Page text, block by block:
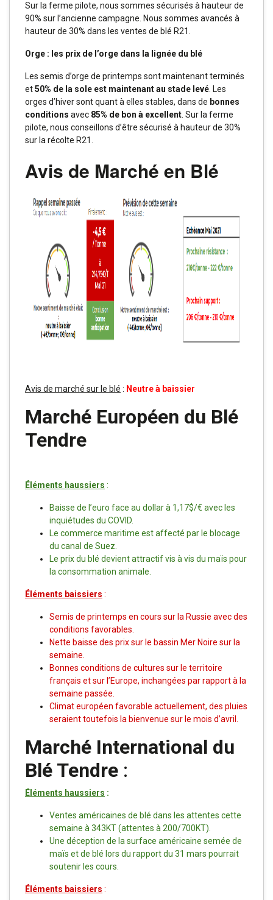
Sur la ferme pilote, nous sommes sécurisés à hauteur de
90% sur l’ancienne campagne. Nous sommes avancés à
hauteur de 30% dans les ventes de blé R21.
Orge : les prix de l’orge dans la lignée du blé
Les semis d’orge de printemps sont maintenant terminés
et50% de la sole est maintenant au stade levé . Les
orges d’hiver sont quant à elles stables, dans de bonnes
conditions avec 85% de bon à excellent . Sur la ferme
pilote, nous conseillons d’être sécurisé à hauteur de 30%
sur la récolte R21.
Avis de Marché en Blé
Avis de marché sur le blé : Neutre à baissier
Marché Européen du Blé
Tendre
Éléments haussiers :
Baisse de l’euro face au dollar à 1,17$/€ avec les
inquiétudes du COVID.
Le commerce maritime est affecté par le blocage
du canal de Suez.
Le prix du blé devient attractif vis à vis du maïs pour
la consommation animale.
Éléments baissiers :
Semis de printemps en cours sur la Russie avec des
conditions favorables.
Nette baisse des prix sur le bassin Mer Noire sur la
semaine.
Bonnes conditions de cultures sur le territoire
français et sur l’Europe, inchangées par rapport à la
semaine passée.
Climat européen favorable actuellement, des pluies
seraient toutefois la bienvenue sur le mois d’avril.
Marché International du
Blé Tendre :
Éléments haussiers :
Ventes américaines de blé dans les attentes cette
semaine à 343KT (attentes à 200/700KT).
Une déception de la surface américaine semée de
maïs et de blé lors du rapport du 31 mars pourrait
soutenir les cours.
Éléments baissiers :